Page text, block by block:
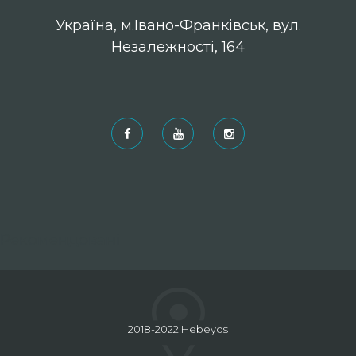
Українa, м.Івано-Франківськ, вул.
Незалежності, 164
2018-2022 Hebeyos